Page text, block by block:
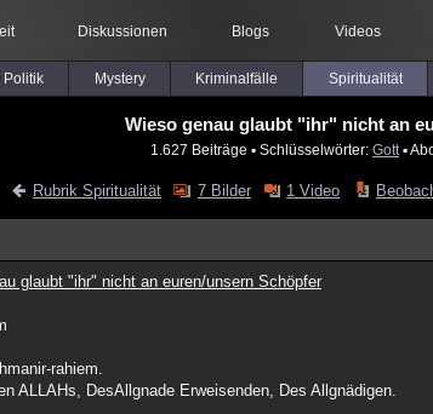
Diskussionen Blogs Videos
Politik Mystery Kriminalfälle Spiritualität
Wieso genau glaubt "ihr" nicht an
1.627 Beiträge ▪ Schlüsselwörter: Gott ▪
Rubrik Spiritualität 7 Bilder 1 Video
glaubt "ihr" nicht an euren/unsern Schöpfer
rahiem.
ALLAHs, DesAllgnade Erweisenden, Des Allgnädigen.